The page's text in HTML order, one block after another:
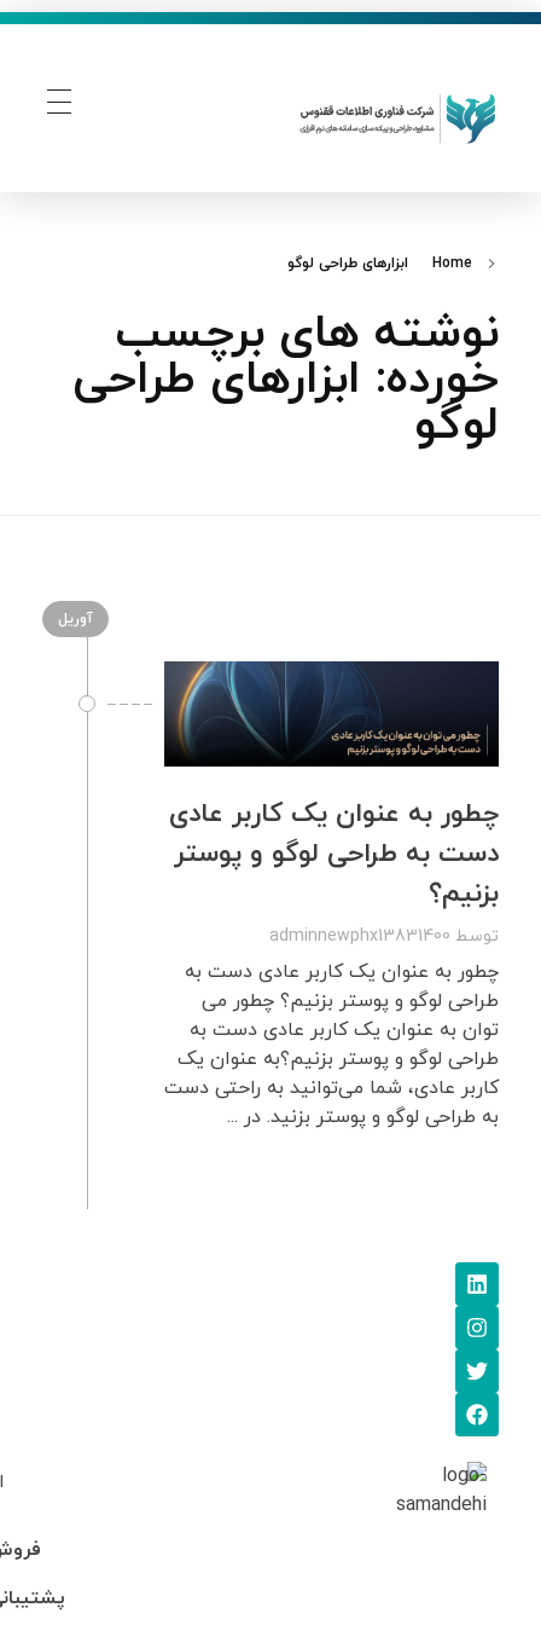
Home ابزارهای طراحی لوگو
نوشته های برچسب
خورده: ابزارهای طراحی
لوگو
آوریل
چطور به عنوان یک کاربر عادی
دست به طراحی لوگو و پوستر
بزنیم؟
توسط adminnewphx13831400
چطور به عنوان یک کاربر عادی دست به
طراحی لوگو و پوستر بزنیم؟ چطور می
توان به عنوان یک کاربر عادی دست به
طراحی لوگو و پوستر بزنیم؟به عنوان یک
کاربر عادی، شما می‌توانید به راحتی دست
به طراحی لوگو و پوستر بزنید. در ...
فروش:
پشتیبانی: 95-